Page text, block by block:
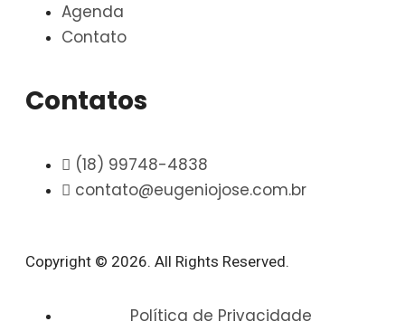
Agenda
Contato
Contatos
(18) 99748-4838
contato@eugeniojose.com.br
Copyright © 2026. All Rights Reserved.​
Política de Privacidade